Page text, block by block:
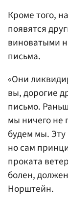
Кроме того,
появятся
виноватыми
письма.
«Они
вы, дорогие
письмо.
мы ничего не
будем мы.
но сам
проката
болен,
Норштейн.